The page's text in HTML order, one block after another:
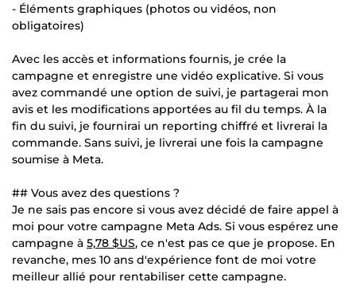
- Éléments graphiques (photos ou vidéos, non
obligatoires)
Avec les accès et informations fournis, je crée la
campagne et enregistre une vidéo explicative. Si vous
avez commandé une option de suivi, je partagerai mon
avis et les modifications apportées au fil du temps. À la
fin du suivi, je fournirai un reporting chiffré et livrerai la
commande. Sans suivi, je livrerai une fois la campagne
soumise à Meta.
## Vous avez des questions ?
Je ne sais pas encore si vous avez décidé de faire appel à
moi pour votre campagne Meta Ads. Si vous espérez une
campagne à 5,78 $US, ce n'est pas ce que je propose. En
revanche, mes 10 ans d'expérience font de moi votre
meilleur allié pour rentabiliser cette campagne.